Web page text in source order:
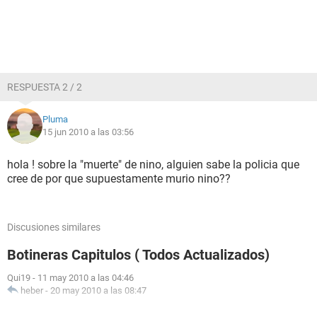
RESPUESTA 2 / 2
Pluma
15 jun 2010 a las 03:56
hola ! sobre la "muerte" de nino, alguien sabe la policia que
cree de por que supuestamente murio nino??
Discusiones similares
Botineras Capitulos ( Todos Actualizados)
Qui19 - 11 may 2010 a las 04:46
heber - 20 may 2010 a las 08:47